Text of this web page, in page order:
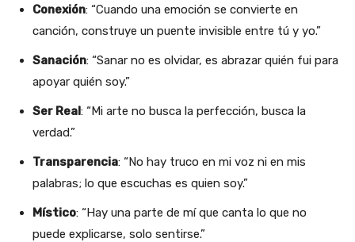
Conexión: “Cuando una emoción se convierte en
canción, construye un puente invisible entre tú y yo.”
Sanación: “Sanar no es olvidar, es abrazar quién fui para
apoyar quién soy.”
Ser Real: “Mi arte no busca la perfección, busca la
verdad.”
Transparencia: “No hay truco en mi voz ni en mis
palabras; lo que escuchas es quien soy.”
Místico: “Hay una parte de mí que canta lo que no
puede explicarse, solo sentirse.”